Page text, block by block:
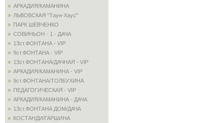
АРКАДИЯ/КАМАНИНА
ЛЬВОВСКАЯ "Таун-Хаус"
ПАРК ШЕВЧЕНКО
СОВИНЬОН - 1 - ДАЧА
13ст.ФОНТАНА - VIP
9ст.ФОНТАНА - VIP
13ст.ФОНТАНА/ДАЧНАЯ - VIP
АРКАДИЯ/КАМАНИНА - VIP
9ст.ФОНТАНА/ТОЛБУХИНА
ПЕДАГОГИЧЕСКАЯ - VIP
АРКАДИЯ/КАМАНИНА - ДАЧА
13ст.ФОНТАНА ДОМ/ДАЧА
КОСТАНДИ/ГАРШИНА